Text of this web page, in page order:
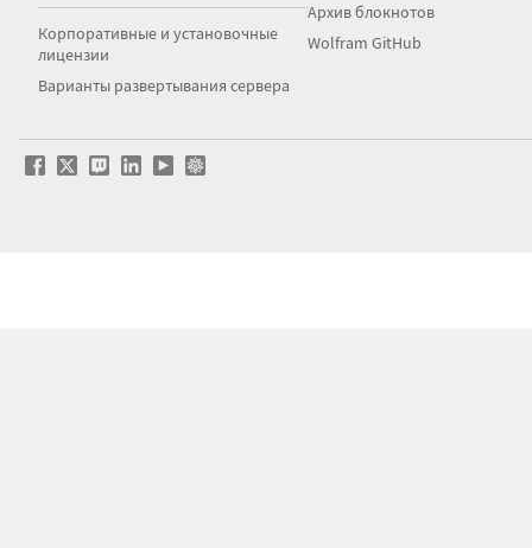
Корпоративные и установочные
лицензии
Варианты развертывания сервера
Архив блокнотов
Wolfram GitHub